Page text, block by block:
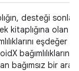
desteği
kitaplığına olan
eşdeğer
bağımlılıklarına
bağımsız bir araç.